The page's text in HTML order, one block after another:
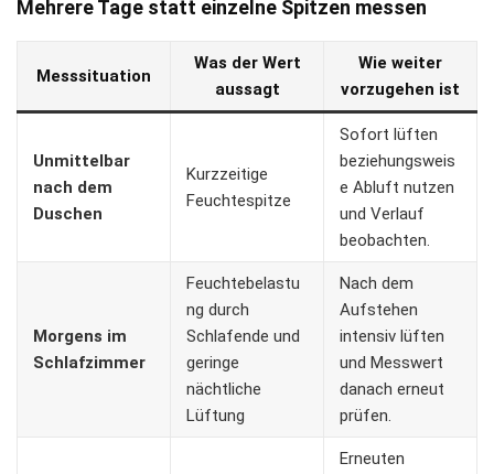
Mehrere Tage statt einzelne Spitzen messen
Messsituation
Was der Wert
aussagt
Wie weiter
vorzugehen ist
Unmittelbar
nach dem
Duschen
Kurzzeitige
Feuchtespitze
Sofort lüften
beziehungsweis
e Abluft nutzen
und Verlauf
beobachten.
Morgens im
Schlafzimmer
Feuchtebelastu
ng durch
Schlafende und
geringe
nächtliche
Lüftung
Nach dem
Aufstehen
intensiv lüften
und Messwert
danach erneut
prüfen.
Erneuten